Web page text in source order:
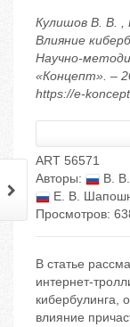
Кулишов В. В. ,
Влияние
Научно-
«Концепт». –
https://e-
ART 56571
Авторы:
В.
Е. В.
Просмотров:
В статье
интернет-
кибeрбулинга,
влияние